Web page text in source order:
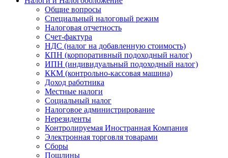
Общие вопросы
Специальный налоговый режим
Налоговая отчетность
Счет-фактура
НДС (налог на добавленную стоимость)
КПН (корпоративный подоходный налог)
ИПН (индивидуальный подоходный налог)
ККМ (контрольно-кассовая машина)
Доход работника
Местные налоги
Социальный налог
Налоговое администрирование
Нерезиденты
Контролируемая Иностранная Компания
Электронная торговля товарами
Сборы
Пошлины